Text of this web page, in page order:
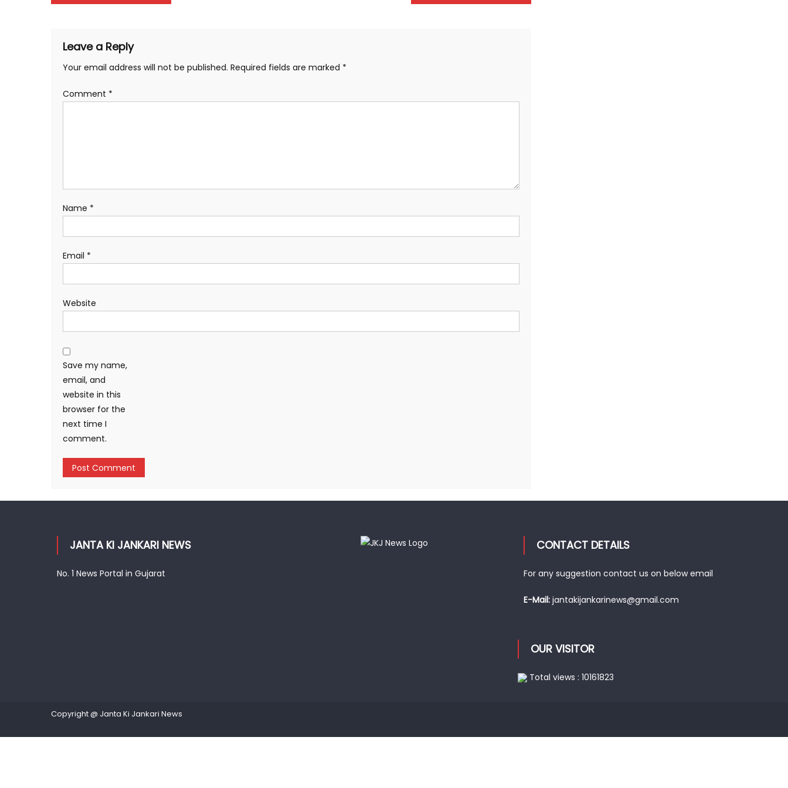
Link
Leave a Reply
Your email address will not be published. Required fields are marked *
Comment *
Name *
Email *
Website
Save my name,
email, and
website in this
browser for the
next time I
comment.
JANTA KI JANKARI NEWS
No. 1 News Portal in Gujarat
CONTACT DETAILS
For any suggestion contact us on below email
E-Mail: jantakijankarinews@gmail.com
OUR VISITOR
Total views : 10161823
Copyright @ Janta Ki Jankari News